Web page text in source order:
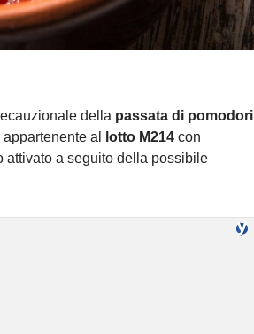
della passata di pomodori
appartenente al lotto M214 con
attivato a seguito della possibile